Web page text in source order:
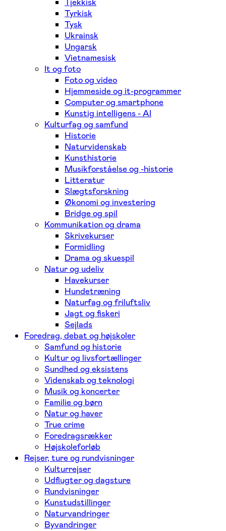
Tyrkisk
Tysk
Ukrainsk
Ungarsk
Vietnamesisk
It og foto
Foto og video
Hjemmeside og it-programmer
Computer og smartphone
Kunstig intelligens - AI
Kulturfag og samfund
Historie
Naturvidenskab
Kunsthistorie
Musikforståelse og -historie
Litteratur
Slægtsforskning
Økonomi og investering
Bridge og spil
Kommunikation og drama
Skrivekurser
Formidling
Drama og skuespil
Natur og udeliv
Havekurser
Hundetræning
Naturfag og friluftsliv
Jagt og fiskeri
Sejlads
Foredrag, debat og højskoler
Samfund og historie
Kultur og livsfortællinger
Sundhed og eksistens
Videnskab og teknologi
Musik og koncerter
Familie og børn
Natur og haver
True crime
Foredragsrækker
Højskoleforløb
Rejser, ture og rundvisninger
Kulturrejser
Udflugter og dagsture
Rundvisninger
Kunstudstillinger
Naturvandringer
Byvandringer